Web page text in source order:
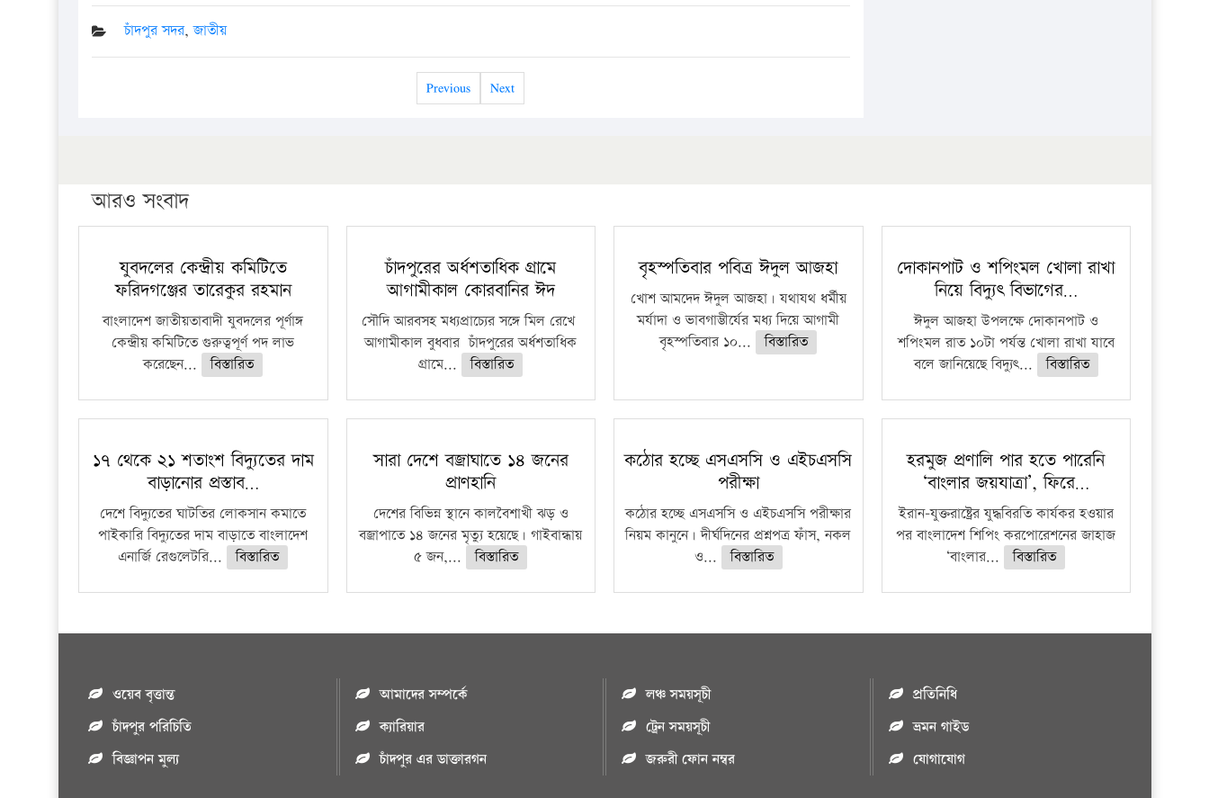
চাঁদপুর সদর,জাতীয়
Previous Next
আরও সংবাদ
যুবদলের কেন্দ্রীয় কমিটিতে
ফরিদগঞ্জের তারেকুর রহমান
বাংলাদেশ জাতীয়তাবাদী যুবদলের পূর্ণাঙ্গ
কেন্দ্রীয় কমিটিতে গুরুত্বপূর্ণ পদ লাভ
করেছেন...
বিস্তারিত
চাঁদপুরের অর্ধশতাধিক গ্রামে
আগামীকাল কোরবানির ঈদ
সৌদি আরবসহ মধ্যপ্রাচ্যের সঙ্গে মিল রেখে
আগামীকাল বুধবার চাঁদপুরের অর্ধশতাধিক
গ্রামে...
বিস্তারিত
বৃহস্পতিবার পবিত্র ঈদুল আজহা
খোশ আমদেদ ঈদুল আজহা। যথাযথ ধর্মীয়
মর্যাদা ও ভাবগাম্ভীর্যের মধ্য দিয়ে আগামী
বৃহস্পতিবার ১০...
বিস্তারিত
দোকানপাট ও শপিংমল খোলা রাখা
নিয়ে বিদ্যুৎ বিভাগের…
ঈদুল আজহা উপলক্ষে দোকানপাট ও
শপিংমল রাত ১০টা পর্যন্ত খোলা রাখা যাবে
বলে জানিয়েছে বিদ্যুৎ...
বিস্তারিত
১৭ থেকে ২১ শতাংশ বিদ্যুতের দাম
বাড়ানোর প্রস্তাব…
দেশে বিদ্যুতের ঘাটতির লোকসান কমাতে
পাইকারি বিদ্যুতের দাম বাড়াতে বাংলাদেশ
এনার্জি রেগুলেটরি...
বিস্তারিত
সারা দেশে বজ্রাঘাতে ১৪ জনের
প্রাণহানি
দেশের বিভিন্ন স্থানে কালবৈশাখী ঝড় ও
বজ্রাপাতে ১৪ জনের মৃত্যু হয়েছে। গাইবান্ধায়
৫ জন,...
বিস্তারিত
কঠোর হচ্ছে এসএসসি ও এইচএসসি
পরীক্ষা
কঠোর হচ্ছে এসএসসি ও এইচএসসি পরীক্ষার
নিয়ম কানুনে। দীর্ঘদিনের প্রশ্নপত্র ফাঁস, নকল
ও...
বিস্তারিত
হরমুজ প্রণালি পার হতে পারেনি
‘বাংলার জয়যাত্রা’, ফিরে…
ইরান-যুক্তরাষ্ট্রের যুদ্ধবিরতি কার্যকর হওয়ার
পর বাংলাদেশ শিপিং করপোরেশনের জাহাজ
‘বাংলার...
বিস্তারিত
ওয়েব বৃত্তান্ত
চাঁদপুর পরিচিতি
বিজ্ঞাপন মুল্য
আমাদের সম্পর্কে
ক্যারিয়ার
চাঁদপুর এর ডাক্তারগন
লঞ্চ সময়সূচী
ট্রেন সময়সূচী
জরুরী ফোন নম্বর
প্রতিনিধি
ভ্রমন গাইড
যোগাযোগ